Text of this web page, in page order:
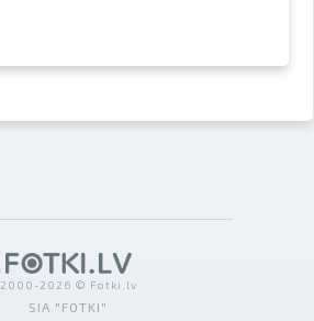
2000-2026 © Fotki.lv
SIA "FOTKI"